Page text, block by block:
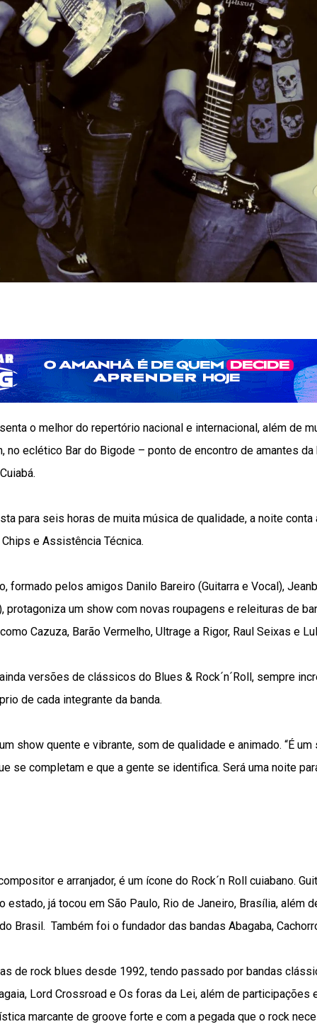
o melhor do repertório nacional e internacional, além de
no eclético Bar do Bigode – ponto de encontro de amantes da
para seis horas de muita música de qualidade, a noite
e Assistência Técnica.
formado pelos amigos Danilo Bareiro (Guitarra e Vocal),
protagoniza um show com novas roupagens e releituras de
Cazuza, Barão Vermelho, Ultrage a Rigor, Raul Seixas e
versões de clássicos do Blues & Rock´n´Roll, sempre
de cada integrante da banda.
show quente e vibrante, som de qualidade e animado. “É
se completam e que a gente se identifica. Será uma noite
e arranjador, é um ícone do Rock´n Roll cuiabano.
estado, já tocou em São Paulo, Rio de Janeiro, Brasília, além
Brasil. Também foi o fundador das bandas Abagaba,
de rock blues desde 1992, tendo passado por bandas
Lord Crossroad e Os foras da Lei, além de participações
marcante de groove forte e com a pegada que o rock